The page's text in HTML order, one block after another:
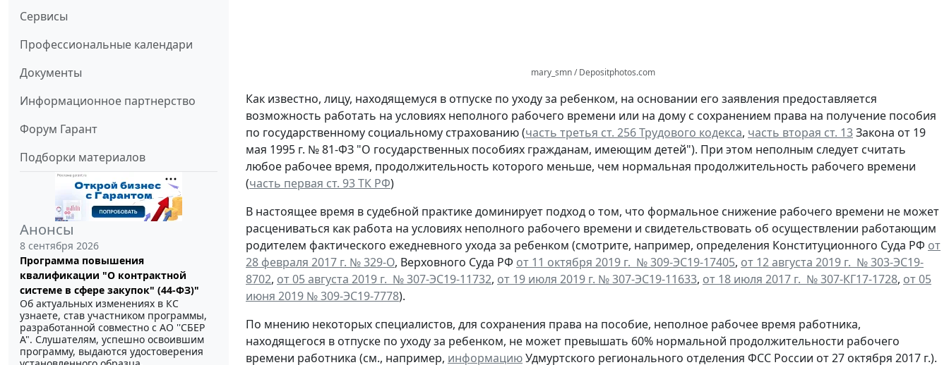
Сервисы
Профессиональные календари
Документы
Информационное партнерство
Форум Гарант
Подборки материалов
Анонсы
8 сентября 2026
Программа повышения
квалификации "О контрактной
системе в сфере закупок" (44-ФЗ)"
Об актуальных изменениях в КС
узнаете, став участником программы,
разработанной совместно с АО ''СБЕР
А". Слушателям, успешно освоившим
программу, выдаются удостоверения
mary_smn / Depositphotos.com
Как известно, лицу, находящемуся в отпуске по уходу за ребенком, на основании его заявления предоставляется
возможность работать на условиях неполного рабочего времени или на дому с сохранением права на получение пособия
по государственному социальному страхованию (часть третья ст. 256 Трудового кодекса, часть вторая ст. 13Закона от 19
мая 1995 г. № 81-ФЗ "О государственных пособиях гражданам, имеющим детей"). При этом неполным следует считать
любое рабочее время, продолжительность которого меньше, чем нормальная продолжительность рабочего времени
(часть первая ст. 93 ТК РФ)
В настоящее время в судебной практике доминирует подход о том, что формальное снижение рабочего времени не может
расцениваться как работа на условиях неполного рабочего времени и свидетельствовать об осуществлении работающим
родителем фактического ежедневного ухода за ребенком (смотрите, например, определения Конституционного Суда РФ от
28 февраля 2017 г. № 329-О, Верховного Суда РФ от 11 октября 2019 г. № 309-ЭС19-17405, от 12 августа 2019 г. № 303-ЭС19-
8702, от 05 августа 2019 г. № 307-ЭС19-11732, от 19 июля 2019 г. № 307-ЭС19-11633, от 18 июля 2017 г. № 307-КГ17-1728, от 05
июня 2019 № 309-ЭС19-7778).
По мнению некоторых специалистов, для сохранения права на пособие, неполное рабочее время работника,
находящегося в отпуске по уходу за ребенком, не может превышать 60% нормальной продолжительности рабочего
времени работника (см., например, информациюУдмуртского регионального отделения ФСС России от 27 октября 2017 г.).